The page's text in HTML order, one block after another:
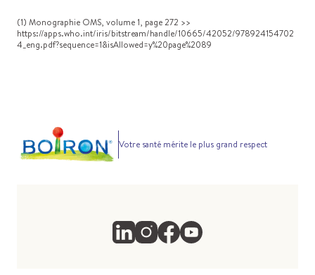
(1) Monographie OMS, volume 1, page 272 >>
https://apps.who.int/iris/bitstream/handle/10665/42052/978924154702
4_eng.pdf?sequence=1&isAllowed=y%20page%2089
Votre santé mérite le plus grand respect